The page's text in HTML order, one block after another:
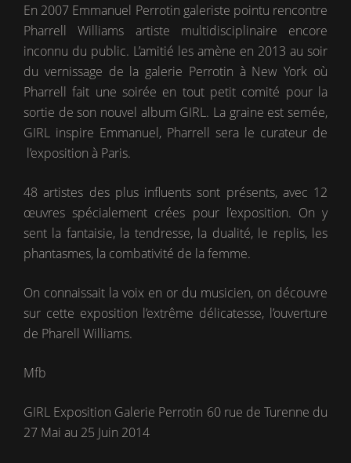
En 2007 Emmanuel Perrotin galeriste pointu rencontre
Pharrell Williams artiste multidisciplinaire encore
inconnu du public. L’amitié les amène en 2013 au soir
du vernissage de la galerie Perrotin à New York où
Pharrell fait une soirée en tout petit comité pour la
sortie de son nouvel album GIRL. La graine est semée,
GIRL inspire Emmanuel, Pharrell sera le curateur de
l’exposition à Paris.
48 artistes des plus influents sont présents, avec 12
œuvres spécialement crées pour l’exposition. On y
sent la fantaisie, la tendresse, la dualité, le replis, les
phantasmes, la combativité de la femme.
On connaissait la voix en or du musicien, on découvre
sur cette exposition l’extrême délicatesse, l’ouverture
de Pharell Williams.
Mfb
GIRL Exposition Galerie Perrotin 60 rue de Turenne du
27 Mai au 25 Juin 2014